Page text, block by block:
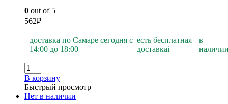
0 out of 5
562₽
доставка по Самаре сегодня с
14:00 до 18:00
есть бесплатная
доставкаi
в
В корзину
Быстрый просмотр
Нет в наличии